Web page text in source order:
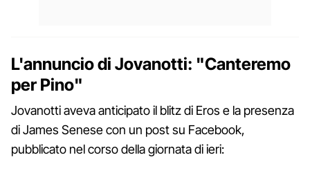
L'annuncio di Jovanotti: "Canteremo
per Pino"
Jovanotti aveva anticipato il blitz di Eros e la presenza
di James Senese con un post su Facebook,
pubblicato nel corso della giornata di ieri: